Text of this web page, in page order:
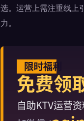
选。运营上需注重线上
力。